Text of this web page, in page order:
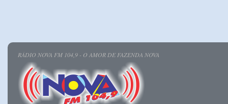
RÁDIO NOVA FM 104,9 - O AMOR DE FAZENDA NOVA